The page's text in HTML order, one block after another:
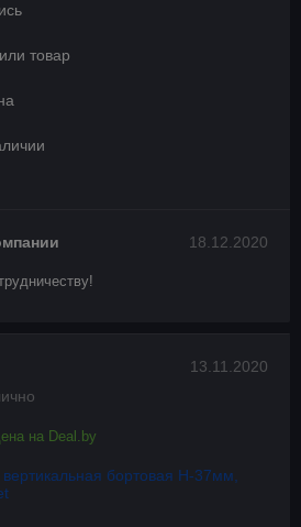
товар
18.12.2020
13.11.2020
на Deal.by
бортовая Н-37мм,